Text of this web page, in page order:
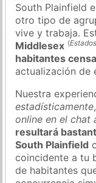
South Plainfield
otro tipo de
vive y trabaja.
Middlesex (
habitantes
actualización de
Nuestra
estadísticamente
online en el chat
resultará
South Plainfield
coincidente a tu
de habitantes